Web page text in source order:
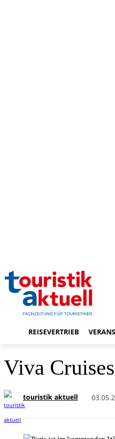
REISEVERTRIEB
Viva
touristik aktuell